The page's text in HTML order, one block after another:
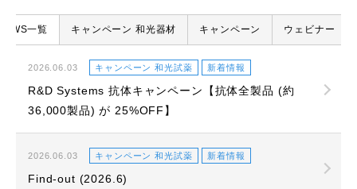
SDGs
営業拠点
一覧 キャンペーン 和光器材 キャンペーン ウェビナー
2026.06.03 キャンペーン 和光試薬 新着情報
R&D Systems 抗体キャンペーン【抗体全製品 (約
36,000製品) が 25%OFF】
2026.06.03 キャンペーン 和光試薬 新着情報
Find-out (2026.6)